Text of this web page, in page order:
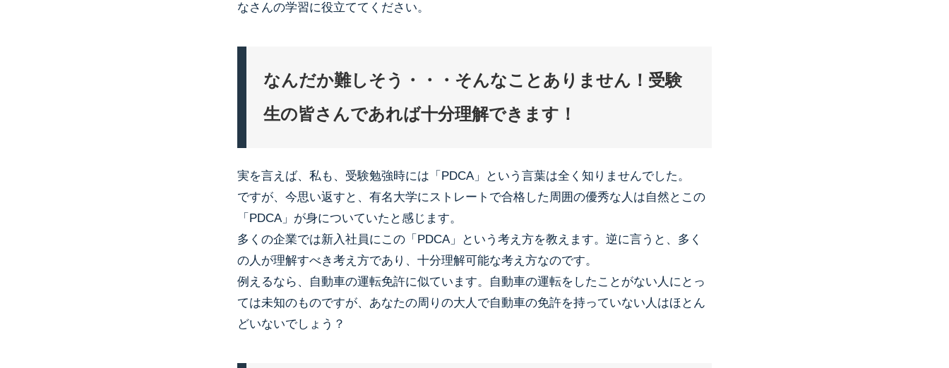
なさんの学習に役立ててください。
なんだか難しそう・・・そんなことありません！受験
生の皆さんであれば十分理解できます！
実を言えば、私も、受験勉強時には「PDCA」という言葉は全く知りませんでした。
ですが、今思い返すと、有名大学にストレートで合格した周囲の優秀な人は自然とこの
「PDCA」が身についていたと感じます。
多くの企業では新入社員にこの「PDCA」という考え方を教えます。逆に言うと、多く
の人が理解すべき考え方であり、十分理解可能な考え方なのです。
例えるなら、自動車の運転免許に似ています。自動車の運転をしたことがない人にとっ
ては未知のものですが、あなたの周りの大人で自動車の免許を持っていない人はほとん
どいないでしょう？